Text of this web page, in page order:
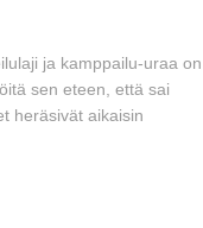
ja kamppailu-uraa on
sen eteen, että sai
heräsivät aikaisin